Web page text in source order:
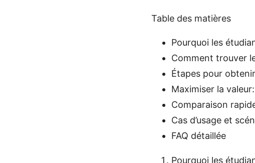
Table des matières
Pourquoi les
Comment trouver
Étapes pour
Maximiser la
Comparaison
Cas d’usage et
FAQ détaillée
Pourquoi les